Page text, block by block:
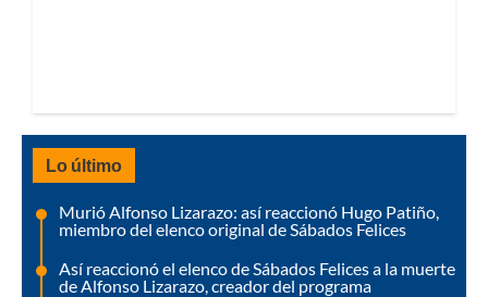
Lo último
Murió Alfonso Lizarazo: así reaccionó Hugo Patiño,
miembro del elenco original de Sábados Felices
Así reaccionó el elenco de Sábados Felices a la muerte
de Alfonso Lizarazo, creador del programa